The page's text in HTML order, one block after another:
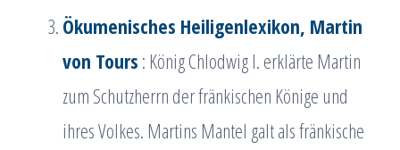
Ökumenisches Heiligenlexikon, Martin
von Tours : König Chlodwig I. erklärte Martin
zum Schutzherrn der fränkischen Könige und
ihres Volkes. Martins Mantel galt als fränkische